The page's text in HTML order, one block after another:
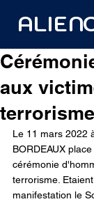
aux
terrorisme
Le 11 mars 2022
BORDEAUX
cérémonie
terrorisme.
manifestation le